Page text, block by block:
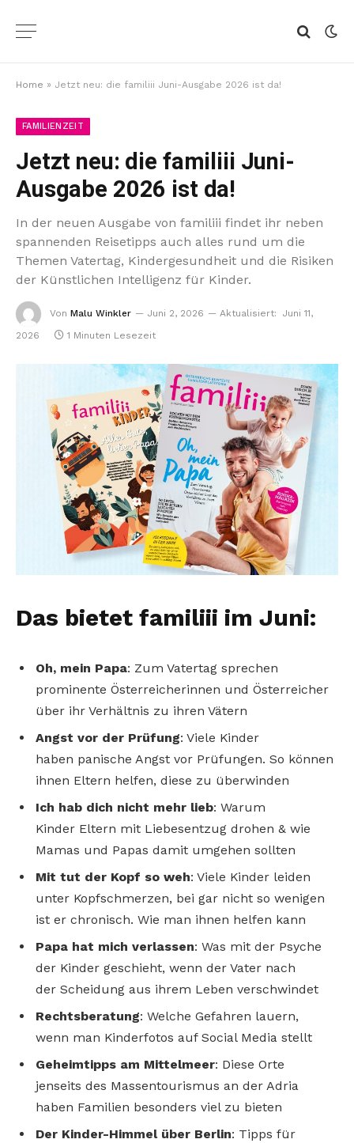
Home » Jetzt neu: die familiii Juni-Ausgabe 2026 ist da!
FAMILIENZEIT
Jetzt neu: die familiii Juni-
Ausgabe 2026 ist da!
In der neuen Ausgabe von familiii findet ihr neben
spannenden Reisetipps auch alles rund um die
Themen Vatertag, Kindergesundheit und die Risiken
der Künstlichen Intelligenz für Kinder.
Von Malu Winkler Juni 2, 2026 Aktualisiert:
Juni 11,
2026
1 Minuten Lesezeit
Das bietet familiii im Juni:
Oh, mein Papa: Zum Vatertag sprechen
prominente Österreicherinnen und Österreicher
über ihr Verhältnis zu ihren Vätern
Angst vor der Prüfung: Viele Kinder
haben panische Angst vor Prüfungen. So können
ihnen Eltern helfen, diese zu überwinden
Ich hab dich nicht mehr lieb: Warum
Kinder Eltern mit Liebesentzug drohen & wie
Mamas und Papas damit umgehen sollten
Mit tut der Kopf so weh: Viele Kinder leiden
unter Kopfschmerzen, bei gar nicht so wenigen
ist er chronisch. Wie man ihnen helfen kann
Papa hat mich verlassen: Was mit der Psyche
der Kinder geschieht, wenn der Vater nach
der Scheidung aus ihrem Leben verschwindet
Rechtsberatung: Welche Gefahren lauern,
wenn man Kinderfotos auf Social Media stellt
Geheimtipps am Mittelmeer: Diese Orte
jenseits des Massentourismus an der Adria
haben Familien besonders viel zu bieten
Der Kinder-Himmel über Berlin: Tipps für